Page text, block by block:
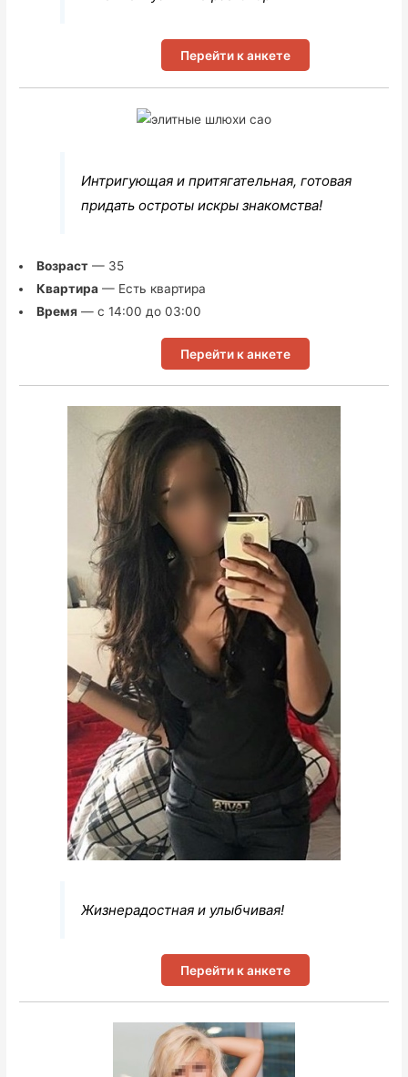
Перейти к анкете
Интригующая и притягательная, готовая
придать остроты искры знакомства!
Возраст— 35
Квартира— Есть квартира
Время — с 14:00 до 03:00
Перейти к анкете
Жизнерадостная и улыбчивая!
Перейти к анкете